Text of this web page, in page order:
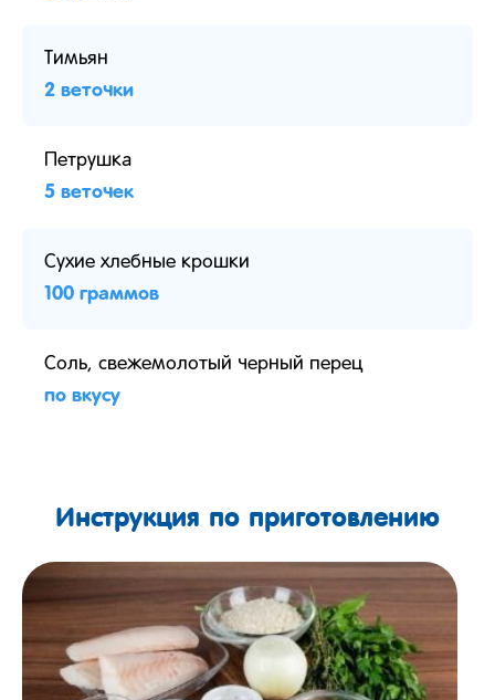
Тимьян
2 веточки
Петрушка
5 веточек
Сухие хлебные крошки
100 граммов
Соль, свежемолотый черный перец
по вкусу
Инструкция по приготовлению